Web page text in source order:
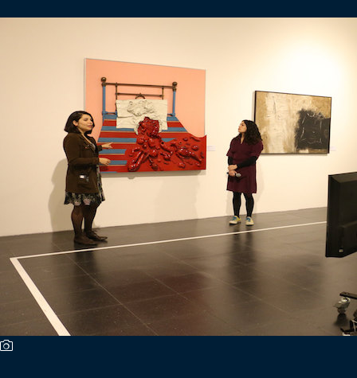
Comentarios de Tomás Mosciatti
Más de Ti Podcast
Realizadores
Retropop
De Plato en Plato
Los Inestables
Más de 100 Días